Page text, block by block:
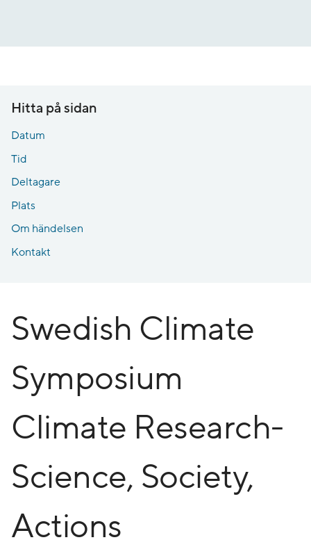
Hitta på sidan
Datum
Tid
Deltagare
Plats
Om händelsen
Kontakt
Swedish Climate
Symposium
Climate Research-
Science, Society,
Actions